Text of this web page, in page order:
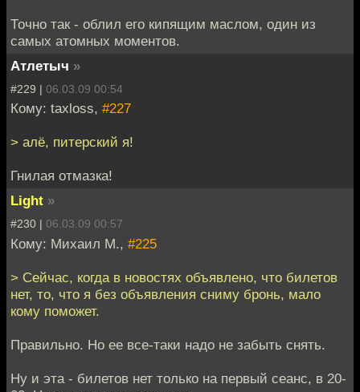
Точно так - облил его кипящим маслом, один из
самых атомных моментов.
Атлетыч »
#229 | 06.03.09 00:54
Кому: taxloss, #227
> алё, питерский я!
Гнилая отмазка!
Light »
#230 | 06.03.09 00:57
Кому: Михаил М., #225
> Сейчас, когда в новостях объявлено, что билетов
нет, то, что я без объявления сниму бронь, мало
кому поможет.
Правильно. Но ее все-таки надо не забыть снять.
Ну и эта - билетов нет только на первый сеанс, в 20-